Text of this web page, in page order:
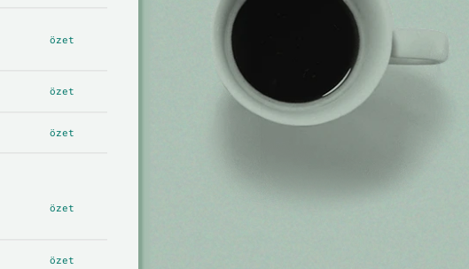
özet
özet
özet
özet
özet